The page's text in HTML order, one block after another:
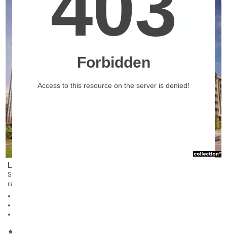
Le Gibraltar
Sainte-Foy
résidence autonome à louer